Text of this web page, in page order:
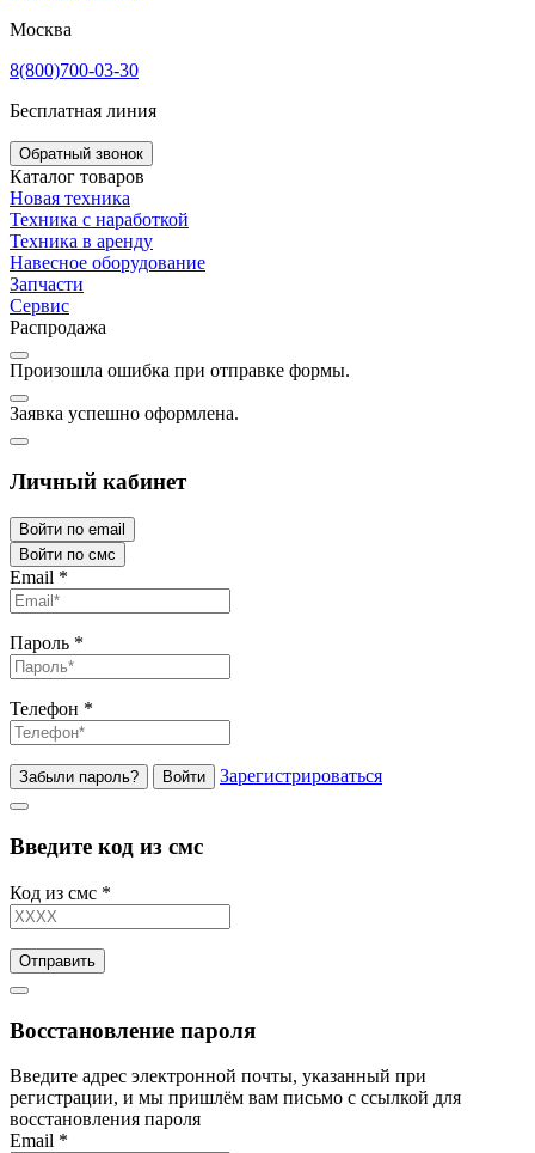
Москва
8(800)700-03-30
Бесплатная линия
Обратный звонок
Каталог товаров
Новая техника
Техника с наработкой
Техника в аренду
Навесное оборудование
Запчасти
Сервис
Распродажа
Произошла ошибка при отправке формы.
Заявка успешно оформлена.
Личный кабинет
Войти по email
Войти по смс
Email *
Пароль *
Телефон *
Забыли пароль? Войти Зарегистрироваться
Введите код из смс
Код из смс *
Отправить
Восстановление пароля
Введите адрес электронной почты, указанный при
регистрации, и мы пришлём вам письмо с ссылкой для
восстановления пароля
Email *